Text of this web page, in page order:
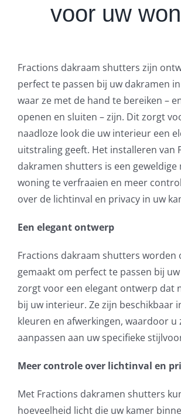
voor uw
Fractions dakraam shutters zijn
perfect te passen bij uw dakramen
waar ze met de hand te bereiken –
openen en sluiten – zijn. Dit zorgt
naadloze look die uw interieur een
uitstraling geeft. Het installeren van
dakramen shutters is een
woning te verfraaien en meer
over de lichtinval en privacy in uw
Een elegant ontwerp
Fractions dakraam shutters worden
gemaakt om perfect te passen bij
zorgt voor een elegant ontwerp dat
bij uw interieur. Ze zijn beschikbaar
kleuren en afwerkingen, waardoor u
aanpassen aan uw specifieke
Meer controle over lichtinval en
Met Fractions dakramen shutters
hoeveelheid licht die uw kamer